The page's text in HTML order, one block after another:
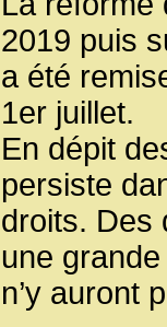
2019 puis
a été
1er juillet.
En dépit
persiste
droits. Des
une
n’y auront